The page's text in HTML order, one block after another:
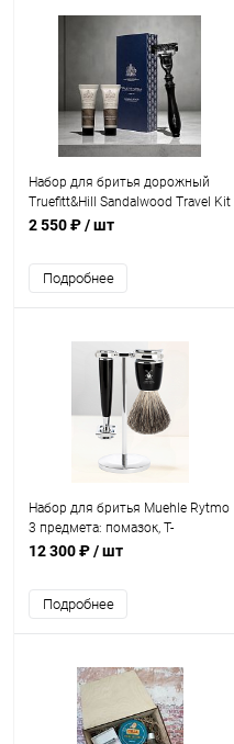
Набор для бритья дорожный
Truefitt&Hill Sandalwood Travel Kit
2 550 ₽/ шт
Подробнее
Набор для бритья Muehle Rytmo
3 предмета: помазок, Т-
образная бритва, подставка
12 300 ₽/ шт
Подробнее